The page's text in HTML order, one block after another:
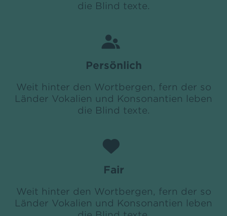
die Blind texte.
Persönlich
Weit hinter den Wortbergen, fern der so
Länder Vokalien und Konsonantien leben
die Blind texte.
Fair
Weit hinter den Wortbergen, fern der so
Länder Vokalien und Konsonantien leben